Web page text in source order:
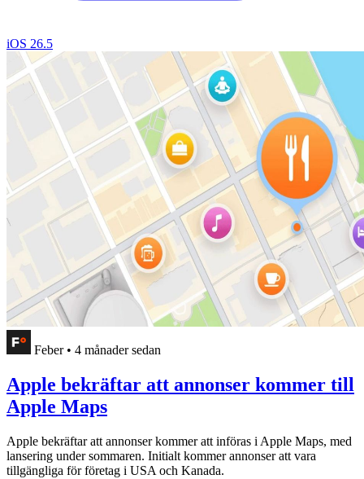
iOS 26.5
Feber • 4 månader sedan
Apple bekräftar att annonser kommer till
Apple Maps
Apple bekräftar att annonser kommer att införas i Apple Maps, med
lansering under sommaren. Initialt kommer annonser att vara
tillgängliga för företag i USA och Kanada.